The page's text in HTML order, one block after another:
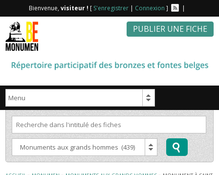
Bienvenue,visiteur ! [ S'enregistrer| Connexion ] |
PUBLIER UNE FICHE